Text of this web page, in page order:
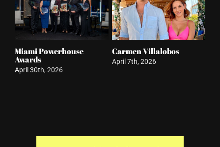
Lujo bienestar redefine
experiencias
March 26th, 2026
Retorno de Céline
March 21st, 2026